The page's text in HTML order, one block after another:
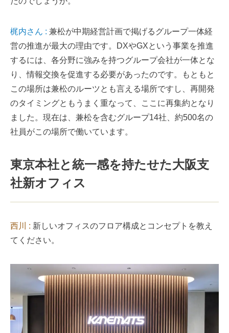
梶内さん : 兼松が中期経営計画で掲げるグループ一体経
営の推進が最大の理由です。DXやGXという事業を推進
するには、各分野に強みを持つグループ会社が一体とな
り、情報交換を促進する必要があったのです。もともと
この場所は兼松のルーツとも言える場所ですし、再開発
のタイミングともうまく重なって、ここに再集約となり
ました。現在は、兼松を含むグループ14社、約500名の
社員がこの場所で働いています。
東京本社と統一感を持たせた大阪支
社新オフィス
西川 : 新しいオフィスのフロア構成とコンセプトを教え
てください。